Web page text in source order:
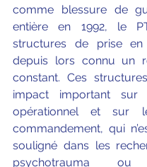
comme blessure de
entière en 1992, le
structures de prise
depuis lors connu un
constant. Ces
impact important sur
opérationnel et sur
commandement, qui
souligné dans les
psychotrauma